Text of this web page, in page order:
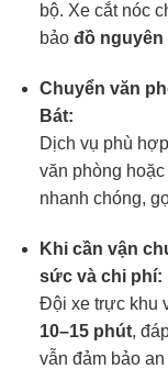
bộ. Xe cắt nóc
bảo đồ nguyên
Chuyển văn
Bát:
Dịch vụ phù
văn phòng
nhanh chóng,
Khi cần vận
sức và chi phí:
Đội xe trực khu
10–15 phút,
vẫn đảm bảo